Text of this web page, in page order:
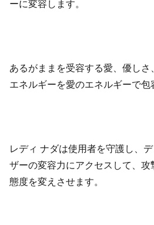
ーに変容します。
あるがままを受容する愛、優し
エネルギーを愛のエネルギーで包
レディ ナダは使用者を守護し、
ザーの変容力にアクセスして、
態度を変えさせます。